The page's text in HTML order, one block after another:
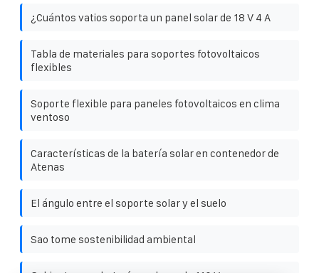
¿Cuántos vatios soporta un panel solar de 18 V 4 A
Tabla de materiales para soportes fotovoltaicos
flexibles
Soporte flexible para paneles fotovoltaicos en clima
ventoso
Características de la batería solar en contenedor de
Atenas
El ángulo entre el soporte solar y el suelo
Sao tome sostenibilidad ambiental